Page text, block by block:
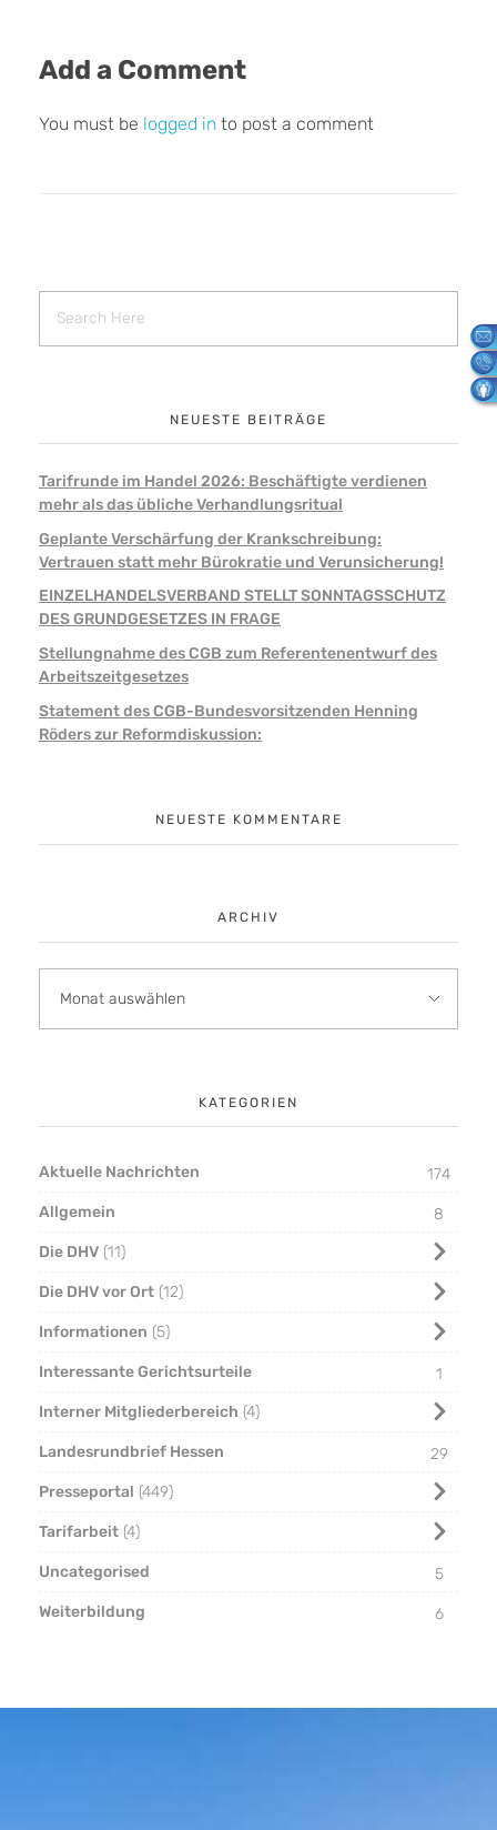
Add a Comment
You must be logged in to post a comment
NEUESTE BEITRÄGE
Tarifrunde im Handel 2026: Beschäftigte verdienen
mehr als das übliche Verhandlungsritual
Geplante Verschärfung der Krankschreibung:
Vertrauen statt mehr Bürokratie und Verunsicherung!
EINZELHANDELSVERBAND STELLT SONNTAGSSCHUTZ
DES GRUNDGESETZES IN FRAGE
Stellungnahme des CGB zum Referentenentwurf des
Arbeitszeitgesetzes
Statement des CGB-Bundesvorsitzenden Henning
Röders zur Reformdiskussion:
NEUESTE KOMMENTARE
ARCHIV
KATEGORIEN
Aktuelle Nachrichten
174
Allgemein
8
Die DHV 11
Die DHV vor Ort 12
Informationen 5
Interessante Gerichtsurteile
1
Interner Mitgliederbereich 4
Landesrundbrief Hessen
29
Presseportal 449
Tarifarbeit 4
Uncategorised
5
Weiterbildung
6